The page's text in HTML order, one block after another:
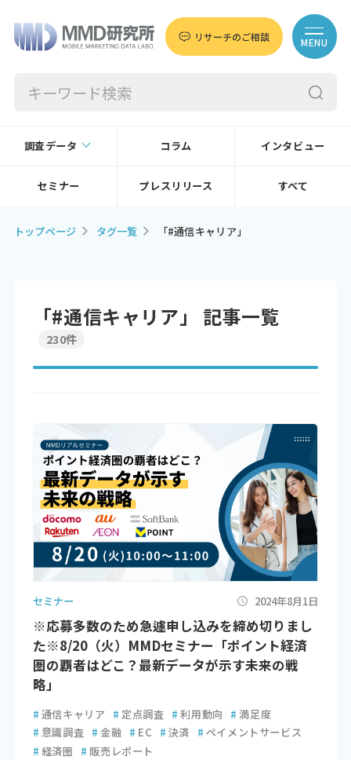
リサーチのご相談 MENU
調査データ コラム インタビュー
セミナー プレスリリース すべて
トップページ タグ一覧 「#通信キャリア」
「#通信キャリア」 記事一覧
230件
セミナー 2024年8月1日
※応募多数のため急遽申し込みを締め切りまし
た※8/20（火）MMDセミナー「ポイント経済
圏の覇者はどこ？最新データが示す未来の戦
略」
# 通信キャリア # 定点調査 # 利用動向 # 満足度
# 意識調査 # 金融 # EC # 決済 # ペイメントサービス
# 経済圏 # 販売レポート